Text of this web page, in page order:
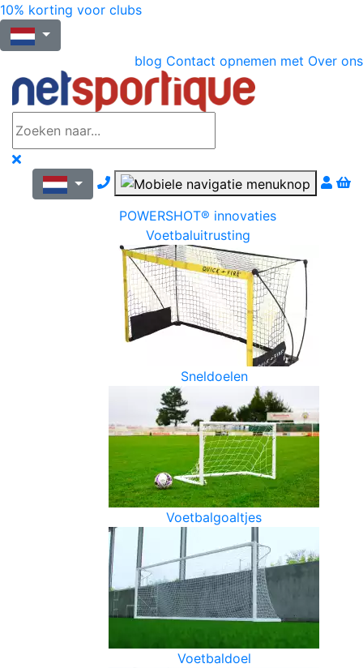
10% korting voor clubs
blog Contact opnemen met Over ons
Nous contacter par téléphone
POWERSHOT® innovaties
Voetbaluitrusting
Sneldoelen
Voetbalgoaltjes
Voetbaldoel